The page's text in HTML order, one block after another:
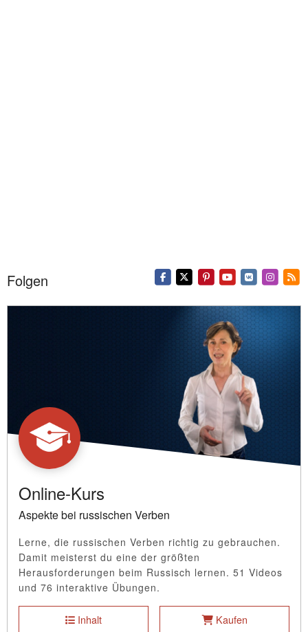
Folgen
Online-Kurs
Aspekte bei russischen Verben
Lerne, die russischen Verben richtig zu gebrauchen.
Damit meisterst du eine der größten
Herausforderungen beim Russisch lernen. 51 Videos
und 76 interaktive Übungen.
Inhalt Kaufen